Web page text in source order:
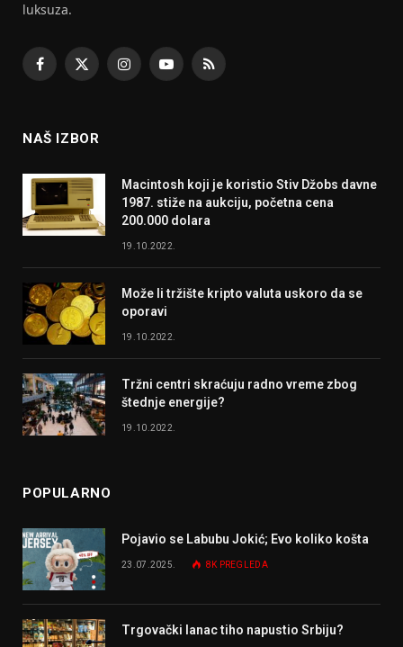
luksuza.
Facebook
X
InstagramYouTubeRSS
NAŠ IZBOR
Macintosh koji je koristio Stiv Džobs davne
1987. stiže na aukciju, početna cena
200.000 dolara
19.10.2022.
Može li tržište kripto valuta uskoro da se
oporavi
19.10.2022.
Tržni centri skraćuju radno vreme zbog
štednje energije?
19.10.2022.
POPULARNO
Pojavio se Labubu Jokić; Evo koliko košta
23.07.2025. 8K PREGLEDA
Trgovački lanac tiho napustio Srbiju?